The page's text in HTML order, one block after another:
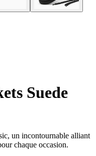
Suede
un incontournable alliant
chaque occasion.